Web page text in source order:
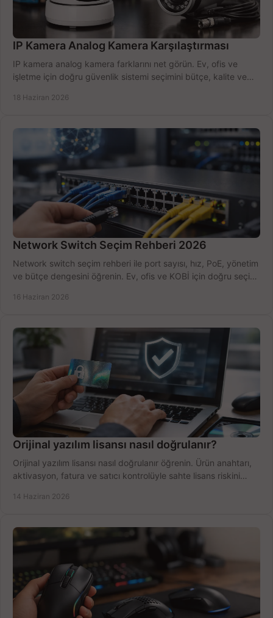
IP Kamera Analog Kamera Karşılaştırması
IP kamera analog kamera farklarını net görün. Ev, ofis ve
işletme için doğru güvenlik sistemi seçimini bütçe, kalite ve
18 Haziran 2026
Network Switch Seçim Rehberi 2026
Network switch seçim rehberi ile port sayısı, hız, PoE, yönetim
ve bütçe dengesini öğrenin. Ev, ofis ve KOBİ için doğru seçimi
16 Haziran 2026
Orijinal yazılım lisansı nasıl doğrulanır?
Orijinal yazılım lisansı nasıl doğrulanır öğrenin. Ürün anahtarı,
aktivasyon, fatura ve satıcı kontrolüyle sahte lisans riskini
14 Haziran 2026